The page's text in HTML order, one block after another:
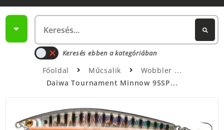
Keresés ebben a kategóriában
Főoldal Műcsalik
Wobbler
Daiwa Tournament Minnow 95SP...